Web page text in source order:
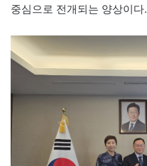
중심으로 전개되는 양상이다.